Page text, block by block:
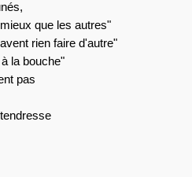
que les autres"
rien faire d'autre"
la bouche"
pas